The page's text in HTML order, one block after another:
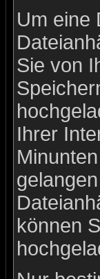
Um eine
Sie von
Ihrer
können